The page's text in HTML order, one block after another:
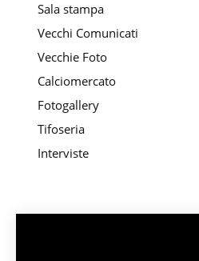
Sala stampa
Vecchi Comunicati
Vecchie Foto
Calciomercato
Fotogallery
Tifoseria
Interviste